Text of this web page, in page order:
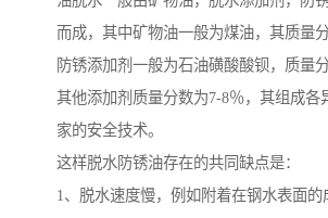
而成，其中矿物油一般为煤油，其质量分
防锈添加剂一般为石油磺酸酸钡，质量
其他添加剂质量分数为7-8％，其组成各
家的安全技术。
这样脱水防锈油存在的共同缺点是：
1、脱水速度慢，例如附着在钢水表面